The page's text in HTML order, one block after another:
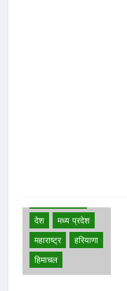
देश
मध्य प्रदेश
महाराष्ट्र
हरियाणा
हिमाचल